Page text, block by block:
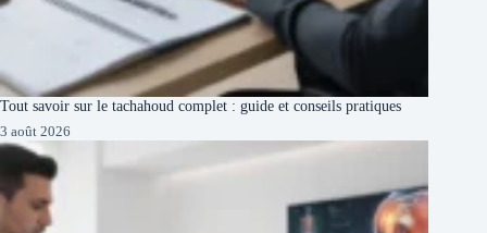
Tout savoir sur le tachahoud complet : guide et conseils pratiques
3 août 2026